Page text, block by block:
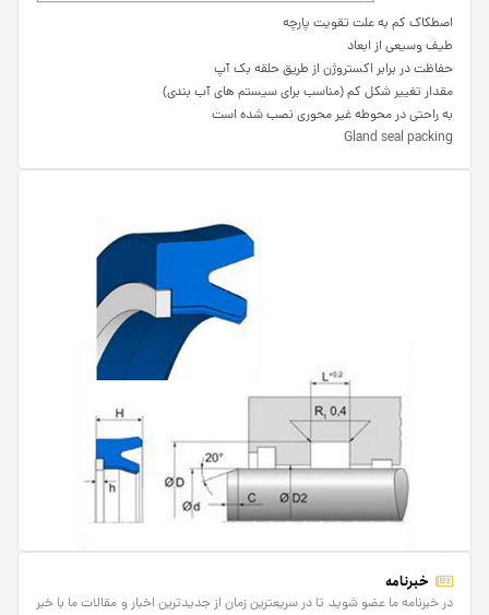
اصطکاک کم به علت تقویت پارچه
طیف وسیعی از ابعاد
حفاظت در برابر اکستروژن از طریق حلقه بک آپ
مقدار تغییر شکل کم (مناسب برای سیستم های آب بندی)
به راحتی در محوطه غیر محوری نصب شده است
Gland seal packing
خبرنامه
در خبرنامه ما عضو شوید تا در سریعترین زمان از جدیدترین اخبار و مقالات ما با خبر